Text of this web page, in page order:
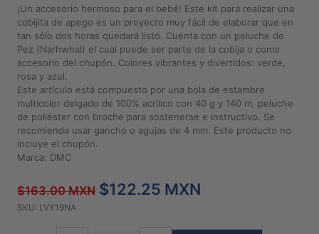
Aviso De
Privacidad
Políticas
Compra
2026
Para
Bordar
¡Un accesorio hermoso para el bebé! Este kit para realizar una
cobijita de apego es un proyecto muy fácil de elaborar que en
tan sólo dos horas quedará listo. Cuenta con un peluche de
Pez (Narhwhal) el cual puede ser parte de la cobija o como
accesorio del chupón. Colores vibrantes y divertidos: verde,
rosa y azul.
Este artículo está compuesto por una bola de estambre
multicolor delgado de 100% acrílico con 40 g y 140 m, peluche
de poliéster con broche para sostenerse e instructivo. Se
recomienda usar gancho o agujas de 4 mm. Este producto no
incluye el chupón.
Marca: DMC
$163.00 MXN $122.25 MXN
SKU: LVY19NA